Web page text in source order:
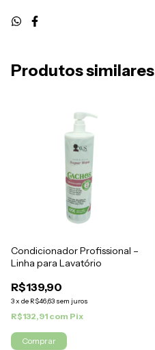
Produtos similares
Condicionador Profissional –
Linha para Lavatório
R$139,90
3x de R$46,63 sem juros
R$132,91 com Pix